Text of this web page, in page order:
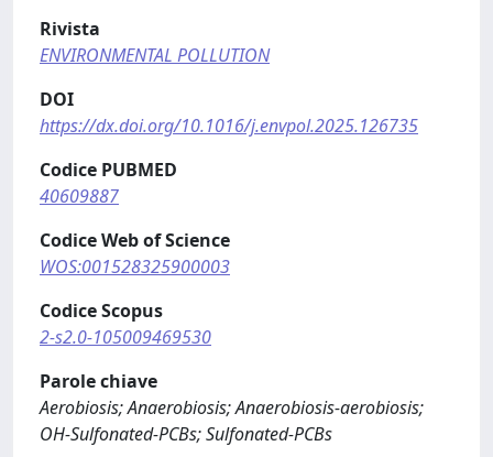
Rivista
ENVIRONMENTAL POLLUTION
DOI
https://dx.doi.org/10.1016/j.envpol.2025.126735
Codice PUBMED
40609887
Codice Web of Science
WOS:001528325900003
Codice Scopus
2-s2.0-105009469530
Parole chiave
Aerobiosis; Anaerobiosis; Anaerobiosis-aerobiosis;
OH-Sulfonated-PCBs; Sulfonated-PCBs